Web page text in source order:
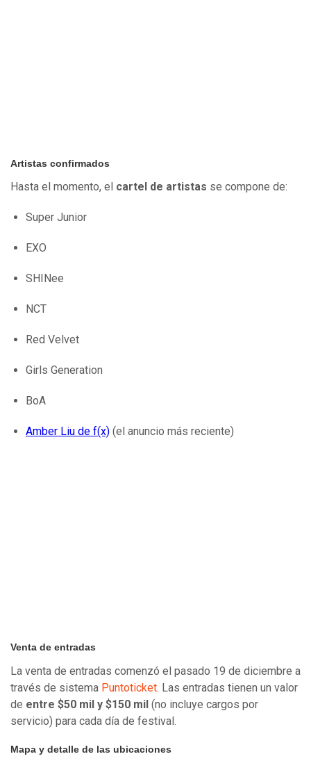
Artistas confirmados
Hasta el momento, el cartel de artistas se compone de:
Super Junior
EXO
SHINee
NCT
Red Velvet
Girls Generation
BoA
Amber Liu de f(x) (el anuncio más reciente)
Venta de entradas
La venta de entradas comenzó el pasado 19 de diciembre a
través de sistema Puntoticket . Las entradas tienen un valor
de entre $50 mil y $150 mil (no incluye cargos por
servicio) para cada día de festival.
Mapa y detalle de las ubicaciones